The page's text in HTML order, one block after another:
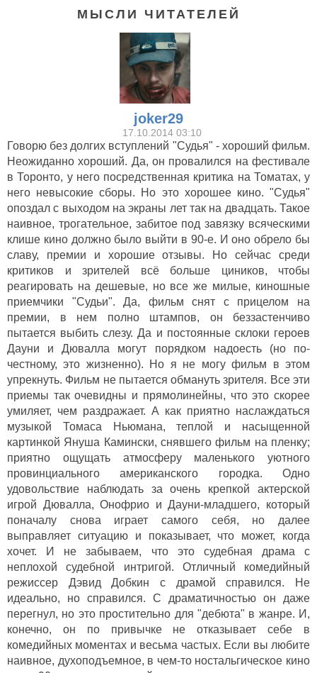
МЫСЛИ ЧИТАТЕЛЕЙ
joker29
17.10.2014 03:10
Говорю без долгих вступлений "Судья" - хороший фильм.
Неожиданно хороший. Да, он провалился на фестивале
в Торонто, у него посредственная критика на Томатах, у
него невысокие сборы. Но это хорошее кино. "Судья"
опоздал с выходом на экраны лет так на двадцать. Такое
наивное, трогательное, забитое под завязку всяческими
клише кино должно было выйти в 90-е. И оно обрело бы
славу, премии и хорошие отзывы. Но сейчас среди
критиков и зрителей всё больше циников, чтобы
реагировать на дешевые, но все же милые, киношные
приемчики "Судьи". Да, фильм снят с прицелом на
премии, в нем полно штампов, он беззастенчиво
пытается выбить слезу. Да и постоянные склоки героев
Дауни и Дювалла могут порядком надоесть (но по-
честному, это жизненно). Но я не могу фильм в этом
упрекнуть. Фильм не пытается обмануть зрителя. Все эти
приемы так очевидны и прямолинейны, что это скорее
умиляет, чем раздражает. А как приятно наслаждаться
музыкой Томаса Ньюмана, теплой и насыщенной
картинкой Януша Камински, снявшего фильм на пленку;
приятно ощущать атмосферу маленького уютного
провинциального американского городка. Одно
удовольствие наблюдать за очень крепкой актерской
игрой Дювалла, Онофрио и Дауни-младшего, который
поначалу снова играет самого себя, но далее
выправляет ситуацию и показывает, что может, когда
хочет. И не забываем, что это судебная драма с
неплохой судебной интригой. Отличный комедийный
режиссер Дэвид Добкин с драмой справился. Не
идеально, но справился. С драматичностью он даже
перегнул, но это простительно для "дебюта" в жанре. И,
конечно, он по привычке не отказывает себе в
комедийных моментах и весьма частых. Если вы любите
наивное, духоподъемное, в чем-то ностальгическое кино